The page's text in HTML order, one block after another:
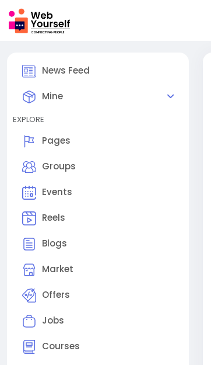
News Feed
Mine
EXPLORE
Pages
Groups
Events
Reels
Blogs
Market
Offers
Jobs
Courses